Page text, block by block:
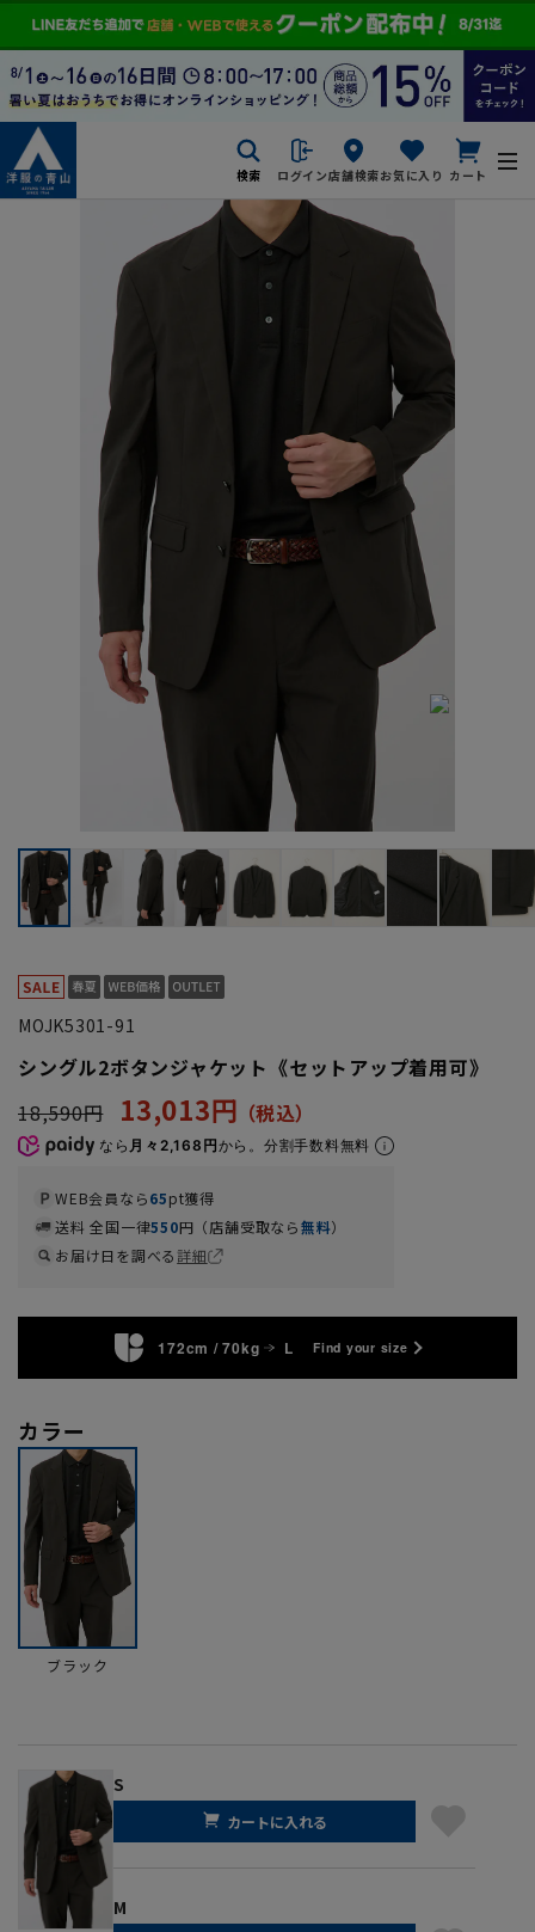
検索 ログイン店舗検索お気に入り カート
MOJK5301-91
シングル2ボタンジャケット《セットアップ着用可》
18,590円
13,013円
なら 月々2,168円から。分割手数料無料
WEB会員なら65pt獲得
送料 全国一律550円（店舗受取なら無料）
お届け日を調べる詳細
172cm / 70kg L Find your size
カラー
ブラック
S
カートに入れる
M